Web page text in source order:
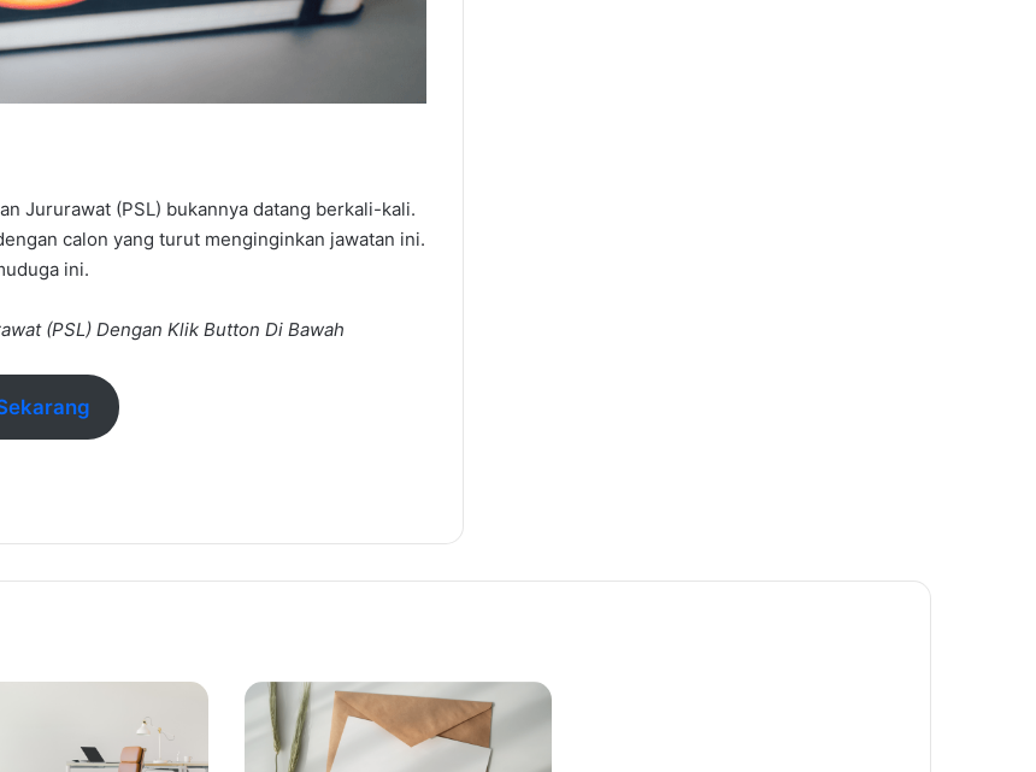
Jururawat (PSL) bukannya datang berkali-kali.
calon yang turut menginginkan jawatan ini.
ini.
(PSL) Dengan Klik Button Di Bawah